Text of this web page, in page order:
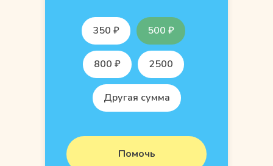
350 ₽ 500 ₽
800 ₽ 2500
Другая сумма
Помочь